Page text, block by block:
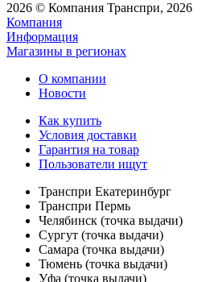
2026 © Компания Транспри, 2026
Компания
Информация
Магазины в регионах
О компании
Новости
Как купить
Условия доставки
Гарантия на товар
Пользователи ищут
Транспри Екатеринбург
Транспри Пермь
Челябинск (точка выдачи)
Сургут (точка выдачи)
Самара (точка выдачи)
Тюмень (точка выдачи)
Уфа (точка выдачи)